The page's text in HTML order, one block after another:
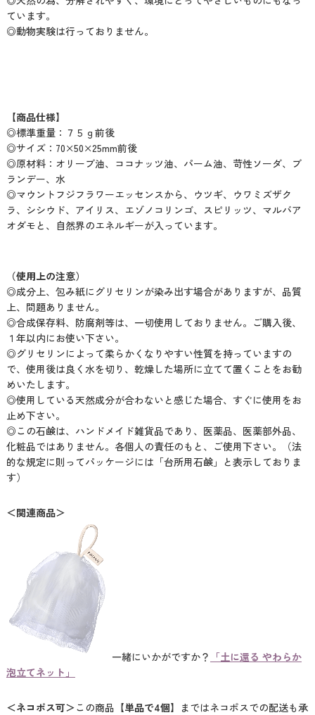
ています。
◎動物実験は行っておりません。
【商品仕様】
◎標準重量：７５ｇ前後
◎サイズ：70×50×25mm前後
◎原材料：オリーブ油、ココナッツ油、パーム油、苛性ソーダ、ブ
ランデー、水
◎マウントフジフラワーエッセンスから、ウツギ、ウワミズザク
ラ、シシウド、アイリス、エゾノコリンゴ、スピリッツ、マルバア
オダモと、自然界のエネルギーが入っています。
（使用上の注意）
◎成分上、包み紙にグリセリンが染み出す場合がありますが、品質
上、問題ありません。
◎合成保存料、防腐剤等は、一切使用しておりません。ご購入後、
１年以内にお使い下さい。
◎グリセリンによって柔らかくなりやすい性質を持っていますの
で、使用後は良く水を切り、乾燥した場所に立てて置くことをお勧
めいたします。
◎使用している天然成分が合わないと感じた場合、すぐに使用をお
止め下さい。
◎この石鹸は、ハンドメイド雑貨品であり、医薬品、医薬部外品、
化粧品ではありません。各個人の責任のもと、ご使用下さい。（法
的な規定に則ってパッケージには「台所用石鹸」と表示しておりま
す）
＜関連商品＞
一緒にいかがですか？ 「土に還る やわらか
泡立てネット」
＜ネコポス可＞この商品 【単品で4個】 まではネコポスでの配送も承